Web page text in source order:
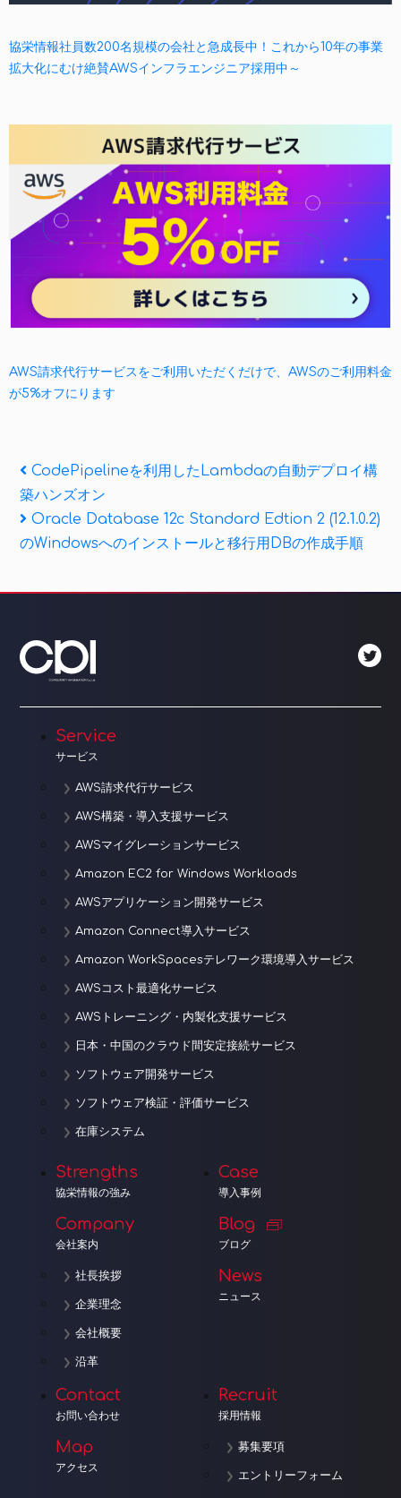
協栄情報社員数200名規模の会社と急成長中！これから10年の事業
拡大化にむけ絶賛AWSインフラエンジニア採用中～
AWS請求代行サービスをご利用いただくだけで、AWSのご利用料金
が5%オフにります
投
稿
ナ
ー
シ
ョ
ン
Previous
Post
CodePipelineを利用したLambdaの自動デプロイ構
築ハンズオン
Next
Post
Oracle Database 12c Standard Edtion 2 (12.1.0.2)
のWindowsへのインストールと移行用DBの作成手順
Service
サービス
AWS請求代行サービス
AWS構築・導入支援サービス
AWSマイグレーションサービス
Amazon EC2 for Windows Workloads
AWSアプリケーション開発サービス
Amazon Connect導入サービス
Amazon WorkSpacesテレワーク環境導入サービス
AWSコスト最適化サービス
AWSトレーニング・内製化支援サービス
日本・中国のクラウド間安定接続サービス
ソフトウェア開発サービス
ソフトウェア検証・評価サービス
在庫システム
Strengths
協栄情報の強み
Company
会社案内
社長挨拶
企業理念
会社概要
沿革
Case
導入事例
Blog
ブログ
News
ニュース
Contact
お問い合わせ
Map
アクセス
Recruit
採用情報
募集要項
エントリーフォーム